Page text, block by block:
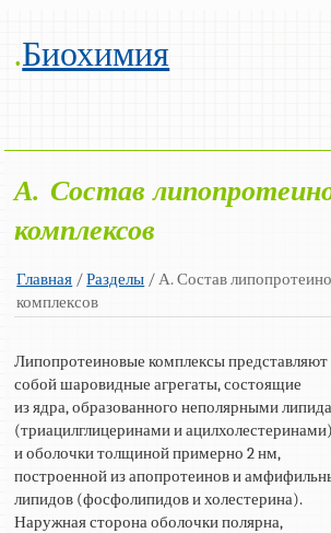
.Биохимия
А. Состав
комплексов
Главная /Разделы / А. Состав
комплексов
Липопротеиновые комплексы представляют
собой шаровидные агрегаты, состоящие
из ядра, образованного неполярными
(триацилглицеринами и
и оболочки толщиной примерно 2 нм,
построенной из апопротеинов и
липидов (фосфолипидов и холестерина).
Наружная сторона оболочки полярна,